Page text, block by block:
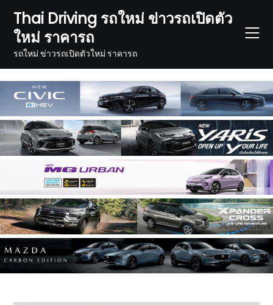
content
Thai Driving รถใหม่ ข่าวรถเปิดตัว
ใหม่ ราคารถ
รถใหม่ ข่าวรถเปิดตัวใหม่ ราคารถ